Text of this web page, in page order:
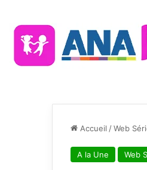
Accueil /Web
A la Une Web